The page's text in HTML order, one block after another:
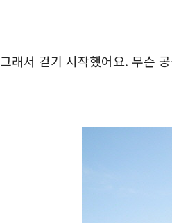
그래서 걷기 시작했어요. 무슨